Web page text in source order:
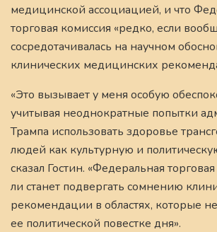
медицинской ассоциацией, и что
торговая комиссия «редко, если
сосредотачивалась на научном
клинических медицинских
«Это вызывает у меня особую
учитывая неоднократные попытки
Трампа использовать здоровье
людей как культурную и
сказал Гостин. «Федеральная
ли станет подвергать сомнению
рекомендации в областях, которые
ее политической повестке дня».